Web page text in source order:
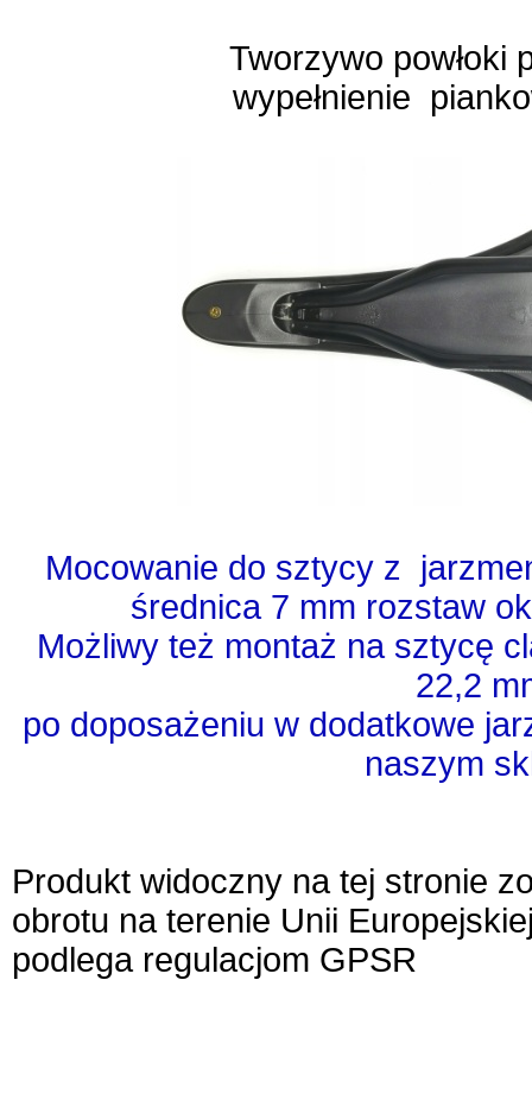
Tworzywo powłoki
wypełnienie
Mocowanie do sztycy z
średnica 7 mm rozstaw
Możliwy też montaż na sztycę
22,2
po doposażeniu w dodatkowe
naszym
Produkt widoczny na tej stronie
obrotu na terenie Unii
podlega regulacjom GPSR